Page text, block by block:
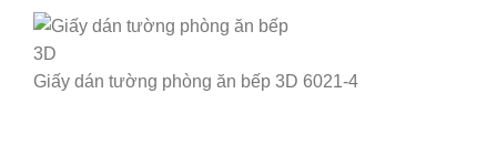
Giấy dán tường phòng ăn bếp 3D 6021-4